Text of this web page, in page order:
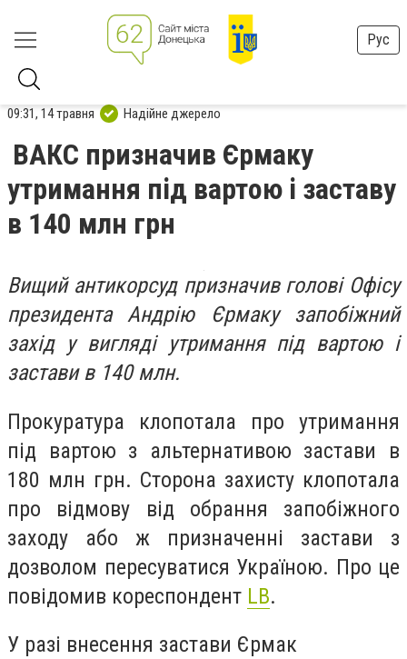
Рус
09:31, 14 травня Надійне джерело
ВАКС призначив Єрмаку
утримання під вартою і заставу
в 140 млн грн
Вищий антикорсуд призначив голові Офісу
президента Андрію Єрмаку запобіжний
захід у вигляді утримання під вартою і
застави в 140 млн.
Прокуратура клопотала про утримання
під вартою з альтернативою застави в
180 млн грн. Сторона захисту клопотала
про відмову від обрання запобіжного
заходу або ж призначенні застави з
дозволом пересуватися Україною. Про це
повідомив кореспондент LB.
У разі внесення застави Єрмак